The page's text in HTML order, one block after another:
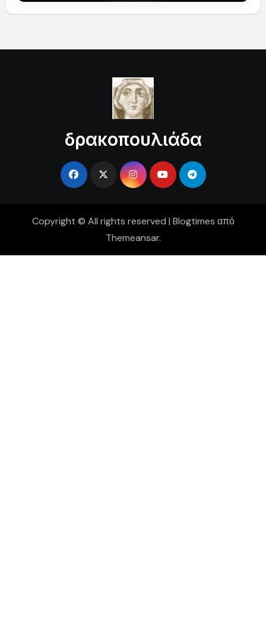
δρακοπουλιάδα
Copyright © All rights reserved | Blogtimes από
Themeansar.